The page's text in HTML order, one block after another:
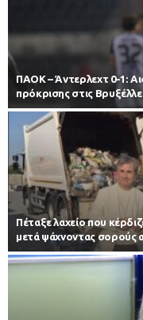
ΠΑΟΚ – Άντερλεχτ 0-1:
πρόκρισης στις
Πέταξε λαχείο που
μετά ψάχνοντας σορούς